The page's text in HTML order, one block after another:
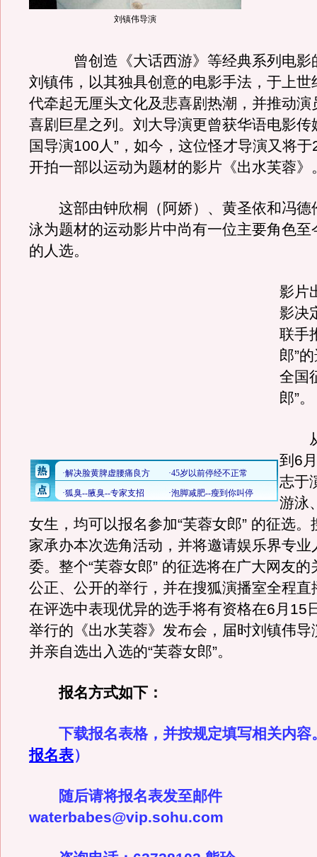
刘镇伟导演
曾创造《大话西游》等经典系列电影
刘镇伟，以其独具创意的电影手法，于上世
代牵起无厘头文化及悲喜剧热潮，并推动演
喜剧巨星之列。刘大导演更曾获华语电影传
国导演100人”，如今，这位怪才导演又将
开拍一部以运动为题材的影片《出水芙蓉》
这部由钟欣桐（阿娇）、黄圣依和冯德
泳为题材的运动影片中尚有一位主要角色至
的人选。
影片
影决
联手
郎”
全国
郎”。
从
到6
志于
游泳
女生，均可以报名参加“芙蓉女郎” 的征选
家承办本次选角活动，并将邀请娱乐界专业
委。整个“芙蓉女郎” 的征选将在广大网友
公正、公开的举行，并在搜狐演播室全程直
在评选中表现优异的选手将有资格在6月15
举行的《出水芙蓉》发布会，届时刘镇伟导
并亲自选出入选的“芙蓉女郎”。
报名方式如下：
下载报名表格，并按规定填写相关内容
报名表）
随后请将报名表发至邮件
waterbabes@vip.sohu.com